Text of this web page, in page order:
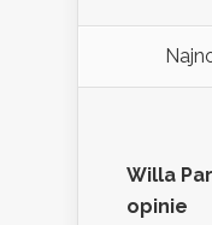
Willa
opinie